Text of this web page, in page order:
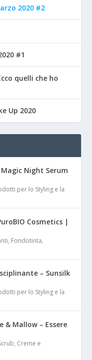
2020 #2
#1
quelli che ho
Up 2020
Night Serum
per lo Styling e la
Cosmetics |
Fondotinta,
– Sunsilk
per lo Styling e la
& Mallow – Essere
Creme e